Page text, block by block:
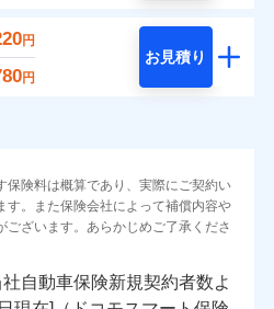
円
円
お見積り
保険料は概算であり、実際にご契約い
す。また保険会社によって補償内容や
ございます。あらかじめご了承くださ
新規契約者数よ